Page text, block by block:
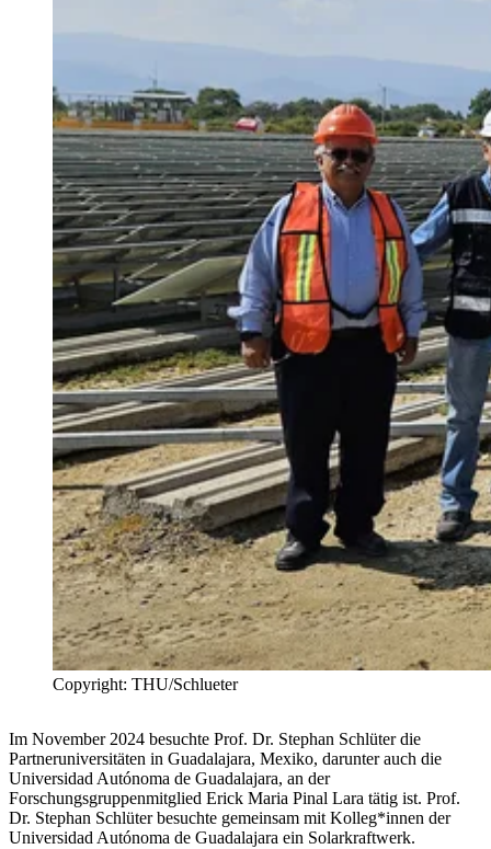
Copyright: THU/Schlueter
Im November 2024 besuchte Prof. Dr. Stephan Schlüter die
Partneruniversitäten in Guadalajara, Mexiko, darunter auch die
Universidad Autónoma de Guadalajara, an der
Forschungsgruppenmitglied Erick Maria Pinal Lara tätig ist. Prof.
Dr. Stephan Schlüter besuchte gemeinsam mit Kolleg*innen der
Universidad Autónoma de Guadalajara ein Solarkraftwerk.